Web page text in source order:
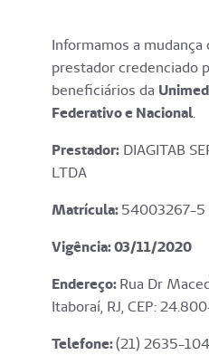
Informamos a
prestador credenciado
beneficiários da
Federativo e Nacional.
Prestador: DIAGITAB
LTDA
Matrícula:54003267-5
Vigência: 03/11/2020
Endereço:Rua Dr
Itaboraí, RJ, CEP:
Telefone:(21) 2635-